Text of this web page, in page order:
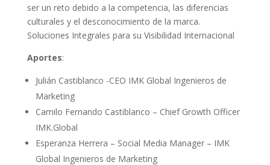
ser un reto debido a la competencia, las diferencias
culturales y el desconocimiento de la marca.
Soluciones Integrales para su Visibilidad Internacional
Aportes:
Julián Castiblanco -CEO IMK Global Ingenieros de
Marketing
Camilo Fernando Castiblanco – Chief Growth Officer
IMK.Global
Esperanza Herrera – Social Media Manager – IMK
Global Ingenieros de Marketing